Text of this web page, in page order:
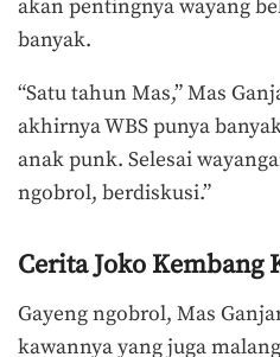
akan pentingnya wayang
banyak.
“Satu tahun Mas,” Mas
akhirnya WBS punya
anak punk. Selesai
ngobrol, berdiskusi.”
Cerita Joko Kembang
Gayeng ngobrol, Mas
kawannya yang juga